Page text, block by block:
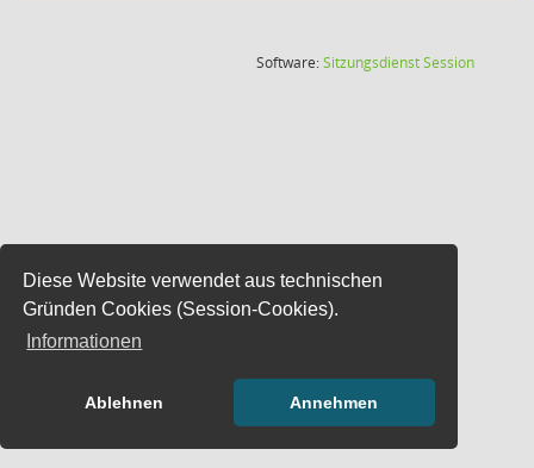
Diese Website verwendet aus technischen
Gründen Cookies (Session-Cookies).
Informationen
Ablehnen Annehmen
Software:SitzungsdienstSession(Wird in